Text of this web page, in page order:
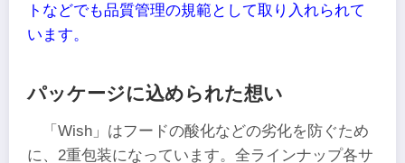
トなどでも品質管理の規範として取り入れられて
います。
パッケージに込められた想い
「Wish」はフードの酸化などの劣化を防ぐため
に、2重包装になっています。全ラインナップ各サ